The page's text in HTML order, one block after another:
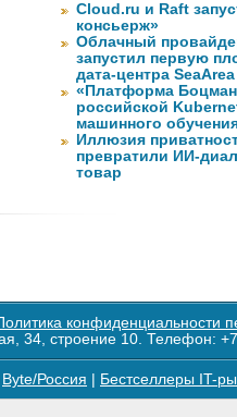
Cloud.ru и Raft
консьерж»
Облачный
запустил первую
дата-центра
«Платформа
российской
машинного
Иллюзия
превратили ИИ-
товар
конфиденциальности
34, строение 10. Телефон:
Byte/Россия Бестселлеры IT-